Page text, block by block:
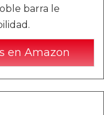
barra le
en Amazon